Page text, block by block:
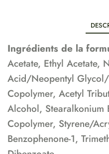
Ingrédients de la
Acetate, Ethyl Acetate,
Acid/Neopentyl
Copolymer, Acetyl
Alcohol, Stearalkonium
Copolymer, Styrene/
Benzophenone-1,